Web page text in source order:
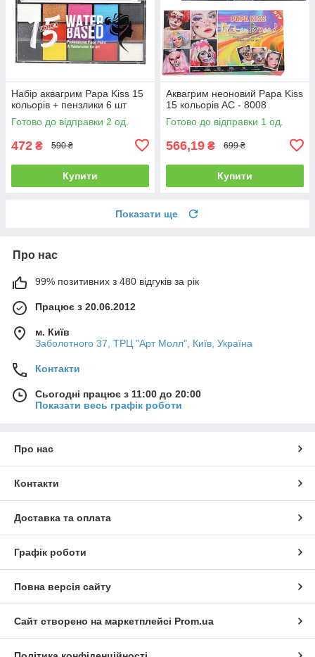
Набір аквагрим Papa Kiss 15
кольорів + пензлики 6 шт
Готово до відправки 2 од.
472 ₴ 590 ₴
Купити
Аквагрим неоновий Papa Kiss
15 кольорів АС - 8008
Готово до відправки 1 од.
566,19 ₴ 699 ₴
Купити
Показати ще
Про нас
99% позитивних з 480 відгуків за рік
Працює з 20.06.2012
м. Київ
Заболотного 37, ТРЦ "Арт Молл", Київ, Україна
Контакти
Сьогодні працює з 11:00 до 20:00
Показати весь графік роботи
Про нас
Контакти
Доставка та оплата
Графік роботи
Повна версія сайту
Сайт створено на маркетплейсі Prom.ua